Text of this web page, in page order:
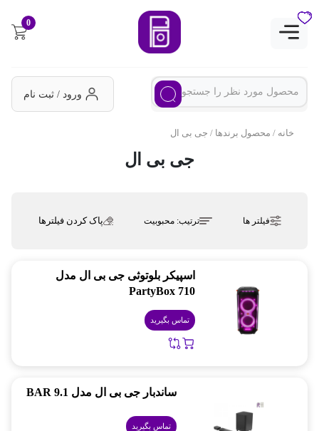
0
ورود / ثبت نام
خانه / محصول برندها / جی بی ال
جی بی ال
فیلتر ها ترتیب:محبوبیت پاک کردن فیلترها
اسپیکر بلوتوثی جی بی ال مدل
PartyBox 710
تماس بگیرید
ساندبار جی بی ال مدل BAR 9.1
تماس بگیرید